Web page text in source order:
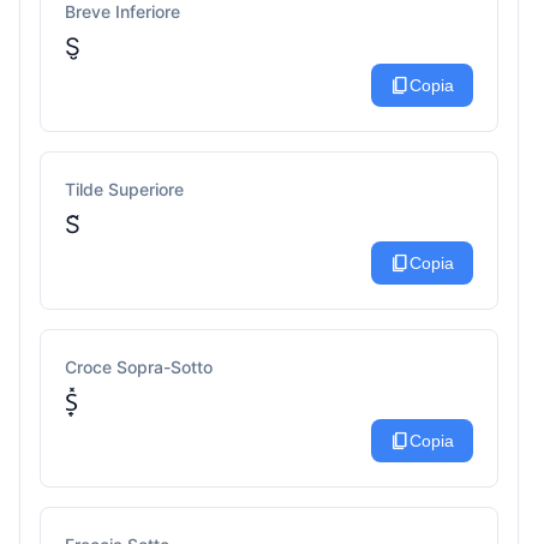
Breve Inferiore
S̮
content_copyCopia
Tilde Superiore
S̃
content_copyCopia
Croce Sopra-Sotto
S̟̽
content_copyCopia